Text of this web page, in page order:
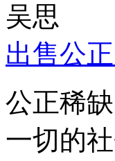
吴思
出售公
公正稀
一切的